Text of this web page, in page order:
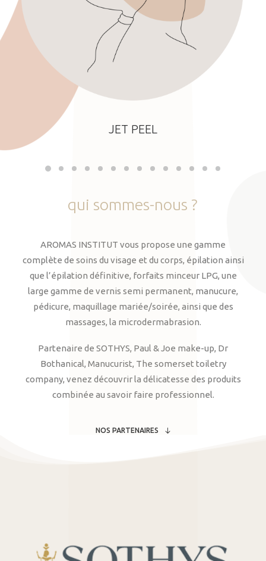
JET PEEL
qui sommes-nous ?
AROMAS INSTITUT vous propose une gamme
complète de soins du visage et du corps, épilation ainsi
que l’épilation définitive, forfaits minceur LPG, une
large gamme de vernis semi permanent, manucure,
pédicure, maquillage mariée/soirée, ainsi que des
massages, la microdermabrasion.
Partenaire de SOTHYS, Paul & Joe make-up, Dr
Bothanical, Manucurist, The somerset toiletry
company, venez découvrir la délicatesse des produits
combinée au savoir faire professionnel.
NOS PARTENAIRES